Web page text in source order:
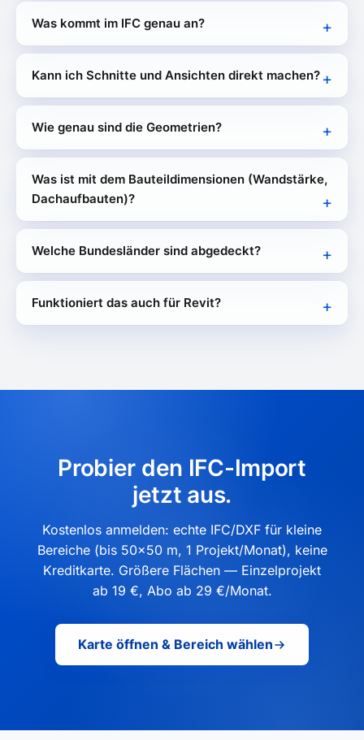
Was kommt im IFC genau an?
Kann ich Schnitte und Ansichten direkt machen?
Wie genau sind die Geometrien?
Was ist mit dem Bauteildimensionen (Wandstärke,
Dachaufbauten)?
Welche Bundesländer sind abgedeckt?
Funktioniert das auch für Revit?
Probier den IFC-Import
jetzt aus.
Kostenlos anmelden: echte IFC/DXF für kleine
Bereiche (bis 50×50 m, 1 Projekt/Monat), keine
Kreditkarte. Größere Flächen — Einzelprojekt
ab 19 €, Abo ab 29 €/Monat.
Karte öffnen & Bereich wählen